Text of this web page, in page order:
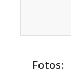
Fotos: